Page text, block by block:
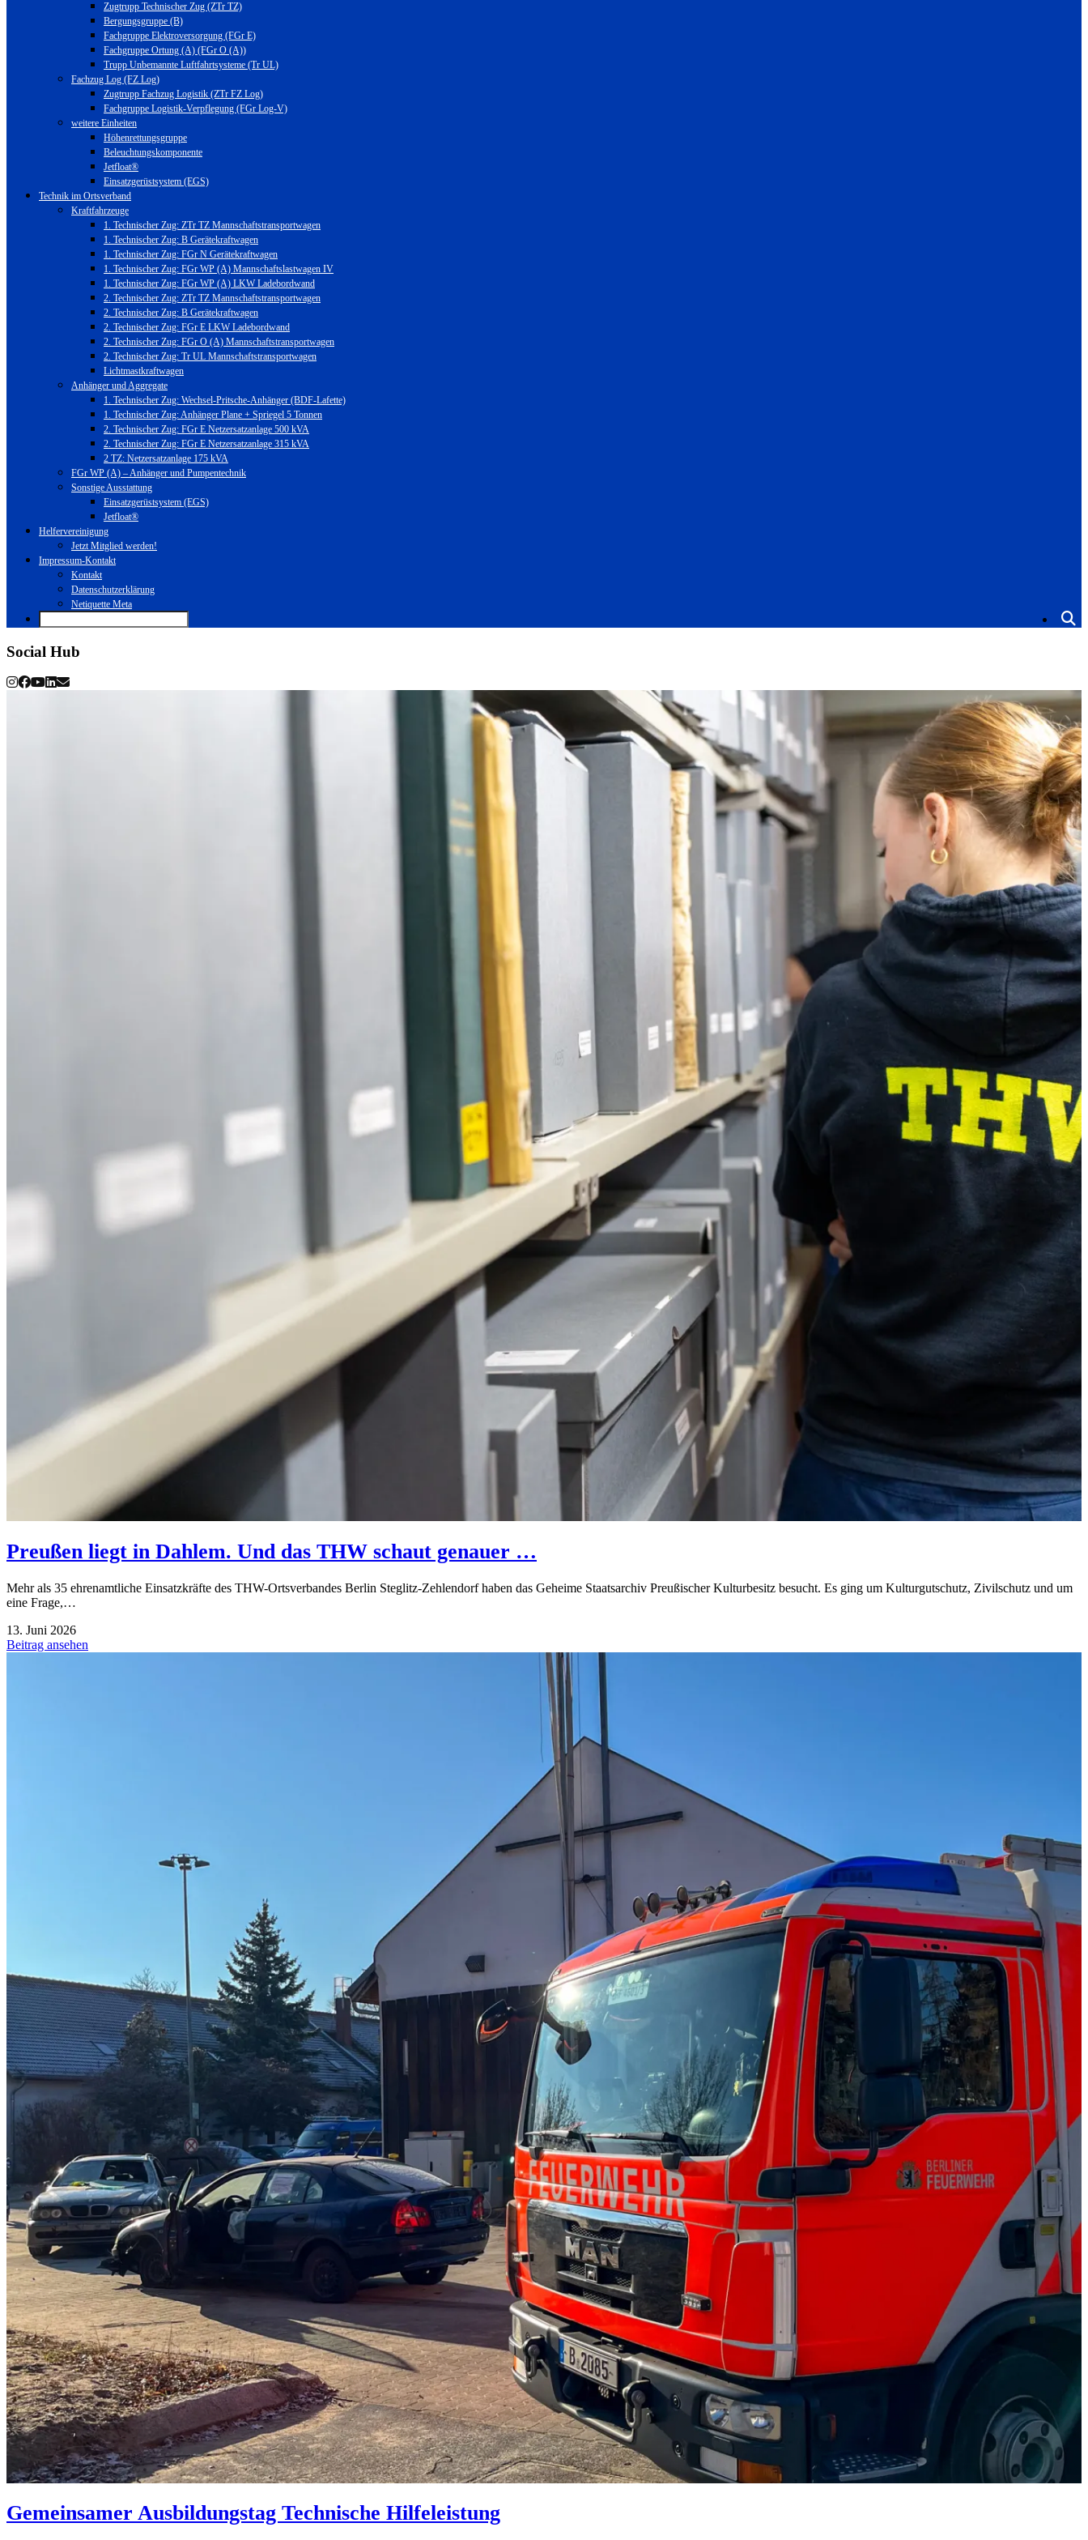
Zugtrupp Technischer Zug (ZTr TZ)
Bergungsgruppe (B)
Fachgruppe Elektroversorgung (FGr E)
Fachgruppe Ortung (A) (FGr O (A))
Trupp Unbemannte Luftfahrtsysteme (Tr UL)
Fachzug Log (FZ Log)
Zugtrupp Fachzug Logistik (ZTr FZ Log)
Fachgruppe Logistik-Verpflegung (FGr Log-V)
weitere Einheiten
Höhenrettungsgruppe
Beleuchtungskomponente
Jetfloat®
Einsatzgerüstsystem (EGS)
Technik im Ortsverband
Kraftfahrzeuge
1. Technischer Zug: ZTr TZ Mannschaftstransportwagen
1. Technischer Zug: B Gerätekraftwagen
1. Technischer Zug: FGr N Gerätekraftwagen
1. Technischer Zug: FGr WP (A) Mannschaftslastwagen IV
1. Technischer Zug: FGr WP (A) LKW Ladebordwand
2. Technischer Zug: ZTr TZ Mannschaftstransportwagen
2. Technischer Zug: B Gerätekraftwagen
2. Technischer Zug: FGr E LKW Ladebordwand
2. Technischer Zug: FGr O (A) Mannschaftstransportwagen
2. Technischer Zug: Tr UL Mannschaftstransportwagen
Lichtmastkraftwagen
Anhänger und Aggregate
1. Technischer Zug: Wechsel-Pritsche-Anhänger (BDF-Lafette)
1. Technischer Zug: Anhänger Plane + Spriegel 5 Tonnen
2. Technischer Zug: FGr E Netzersatzanlage 500 kVA
2. Technischer Zug: FGr E Netzersatzanlage 315 kVA
2 TZ: Netzersatzanlage 175 kVA
FGr WP (A) – Anhänger und Pumpentechnik
Sonstige Ausstattung
Einsatzgerüstsystem (EGS)
Jetfloat®
Helfervereinigung
Jetzt Mitglied werden!
Impressum-Kontakt
Kontakt
Datenschutzerklärung
Netiquette Meta
Social Hub
Preußen liegt in Dahlem. Und das THW schaut genauer …
Mehr als 35 ehrenamtliche Einsatzkräfte des THW-Ortsverbandes Berlin Steglitz-Zehlendorf haben das Geheime Staatsarchiv Preußischer Kulturbesitz besucht. Es ging um Kulturgutschutz, Zivilschutz und um
eine Frage,…
13. Juni 2026
Beitrag ansehen
Gemeinsamer Ausbildungstag Technische Hilfeleistung